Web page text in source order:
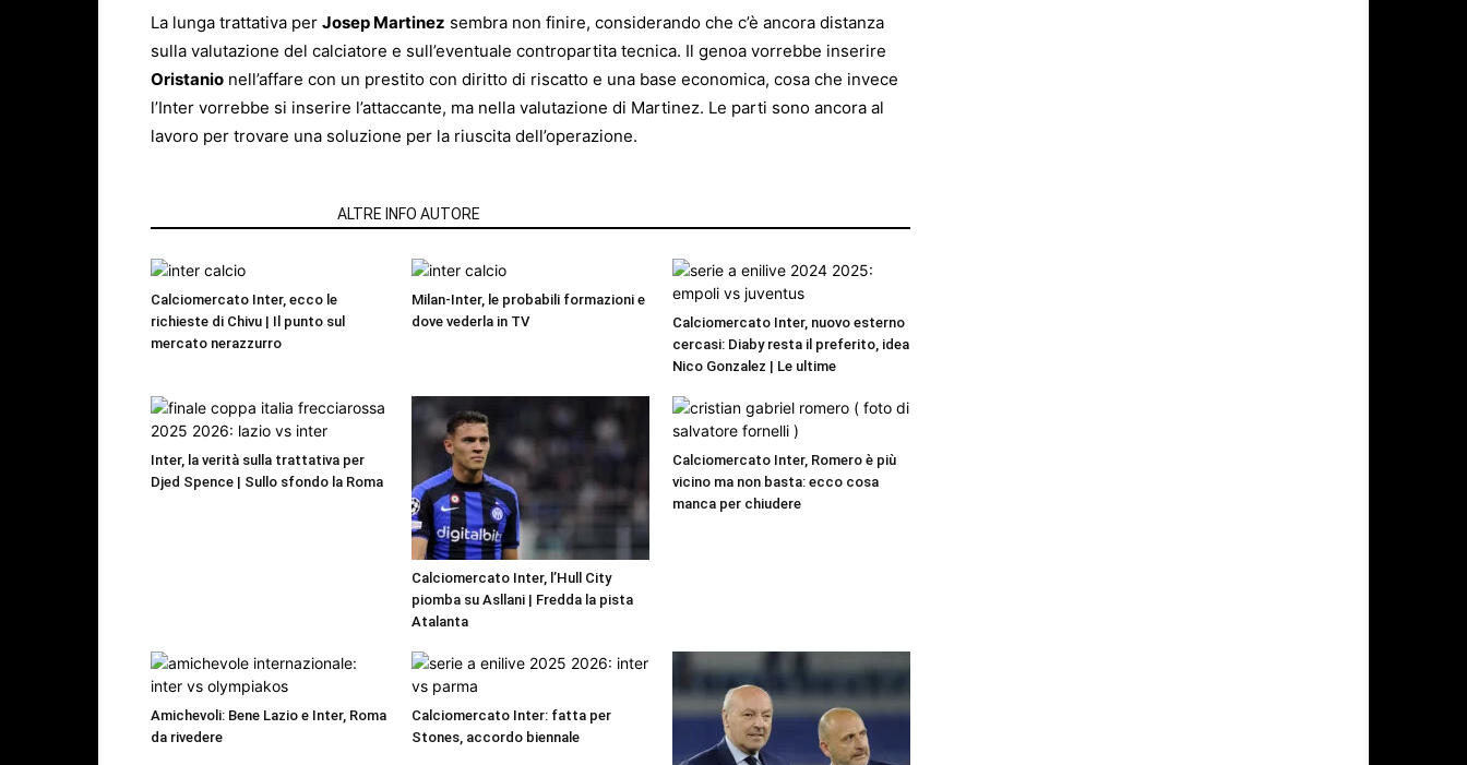
La lunga trattativa per Josep Martinez sembra non finire, considerando che c’è ancora distanza
sulla valutazione del calciatore e sull’eventuale contropartita tecnica. Il genoa vorrebbe inserire
Oristanio nell’affare con un prestito con diritto di riscatto e una base economica, cosa che invece
l’Inter vorrebbe si inserire l’attaccante, ma nella valutazione di Martinez. Le parti sono ancora al
lavoro per trovare una soluzione per la riuscita dell’operazione.
ALTRE INFO AUTORE
Calciomercato Inter, ecco le
richieste di Chivu | Il punto sul
mercato nerazzurro
Milan-Inter, le probabili formazioni e
dove vederla in TV
Calciomercato Inter, nuovo esterno
cercasi: Diaby resta il preferito, idea
Nico Gonzalez | Le ultime
Inter, la verità sulla trattativa per
Djed Spence | Sullo sfondo la Roma
Calciomercato Inter, l’Hull City
piomba su Asllani | Fredda la pista
Atalanta
Calciomercato Inter, Romero è più
vicino ma non basta: ecco cosa
manca per chiudere
Amichevoli: Bene Lazio e Inter, Roma
da rivedere
Calciomercato Inter: fatta per
Stones, accordo biennale